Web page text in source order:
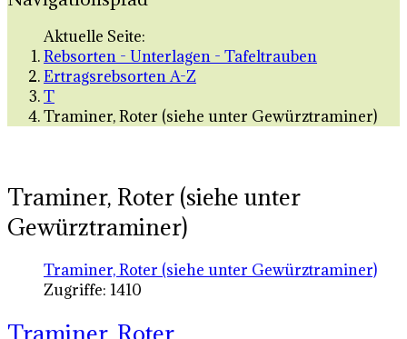
Aktuelle Seite:
Rebsorten - Unterlagen - Tafeltrauben
Ertragsrebsorten A-Z
T
Traminer, Roter (siehe unter Gewürztraminer)
Traminer, Roter (siehe unter
Gewürztraminer)
Traminer, Roter (siehe unter Gewürztraminer)
Zugriffe: 1410